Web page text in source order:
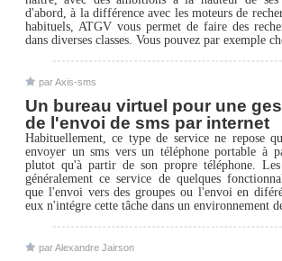
d'abord, à la différence avec les moteurs de
habituels, ATGV vous permet de faire des
dans diverses classes. Vous pouvez par exemple
par Axis-sms
Un bureau virtuel pour une
de l'envoi de sms par internet
Habituellement, ce type de service ne repose
envoyer un sms vers un téléphone portable à
plutot qu'à partir de son propre téléphone. Les
généralement ce service de quelques
que l'envoi vers des groupes ou l'envoi en
eux n'intégre cette tâche dans un environnement
par Alexandre Jairson